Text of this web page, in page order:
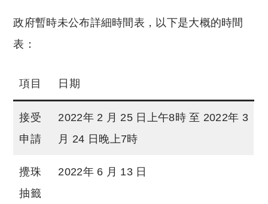
政府暫時未公布詳細時間表，以下是大概的時間
表：
項目 日期
接受
申請
2022年 2 月 25 日上午8時 至 2022年 3
月 24 日晚上7時
攪珠
抽籤
2022年 6 月 13 日